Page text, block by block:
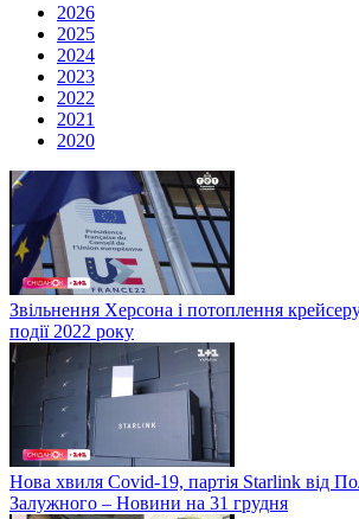
2026
2025
2024
2023
2022
2021
2020
Звільнення Херсона і потоплення
події 2022 року
Нова хвиля Covid-19, партія Starlink від
Залужного – Новини на 31 грудня